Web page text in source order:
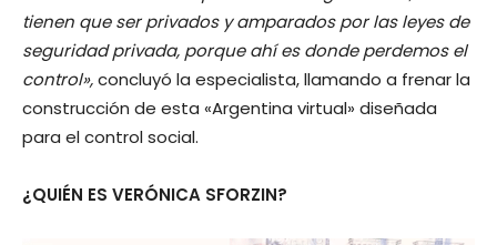
tienen que ser privados y amparados por las leyes de
seguridad privada, porque ahí es donde perdemos el
control»,concluyó la especialista, llamando a frenar la
construcción de esta «Argentina virtual» diseñada
para el control social.
¿QUIÉN ES VERÓNICA SFORZIN?